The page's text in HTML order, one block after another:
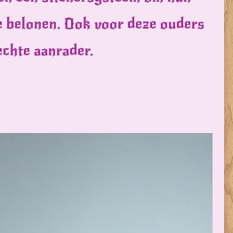
Ook voor deze ouders
aanrader.